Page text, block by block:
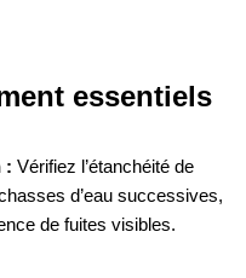
essentiels
: Vérifiez l’étanchéité de
d’eau successives,
de fuites visibles.